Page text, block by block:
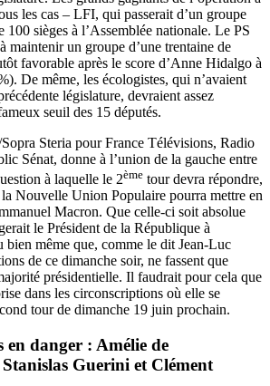
les cas – LFI, qui passerait d’un groupe
100 sièges à l’Assemblée nationale. Le PS
maintenir un groupe d’une trentaine de
favorable après le score d’Anne Hidalgo à
De même, les écologistes, qui n’avaient
législature, devraient assez
seuil des 15 députés.
Steria pour France Télévisions, Radio
Sénat, donne à l’union de la gauche entre
à laquelle le 2ème tour devra répondre,
la Nouvelle Union Populaire pourra mettre en
Macron. Que celle-ci soit absolue
le Président de la République à
bien même que, comme le dit Jean-Luc
de ce dimanche soir, ne fassent que
présidentielle. Il faudrait pour cela que
dans les circonscriptions où elle se
tour de dimanche 19 juin prochain.
en danger : Amélie de
Guerini et Clément